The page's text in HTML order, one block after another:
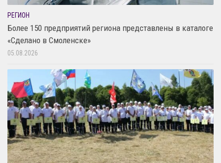
РЕГИОН
Более 150 предприятий региона представлены в каталоге
«Сделано в Смоленске»
05.08.2026